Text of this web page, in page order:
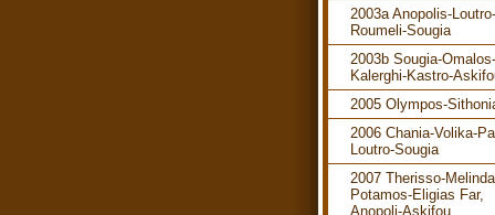
2003a Anopolis-
Roumeli-Sougia
2003b Sougia-Omalos-
Kalerghi-Kastro-
2005 Olympos-
2006 Chania-Volika-
Loutro-Sougia
2007 Therisso-
Potamos-Eligias Far,
Anopoli-Askifou